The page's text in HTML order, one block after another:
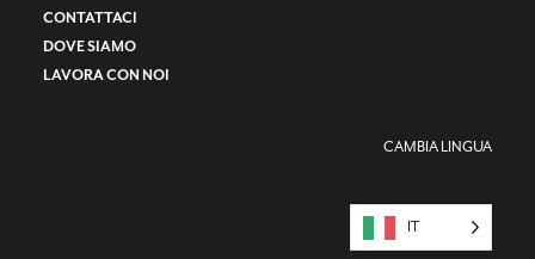
CONTATTACI
DOVE SIAMO
LAVORA CON NOI
CAMBIA LINGUA
IT